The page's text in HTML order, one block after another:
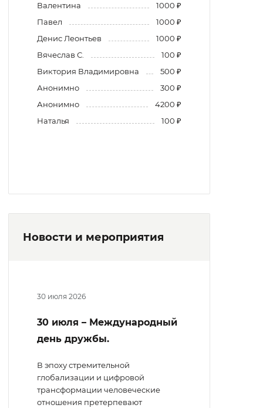
Валентина
1000 ₽
Павел
1000 ₽
Денис Леонтьев
1000 ₽
Вячеслав С.
100 ₽
Виктория Владимировна
500 ₽
Анонимно
300 ₽
Анонимно
4200 ₽
Наталья
100 ₽
Новости и мероприятия
30 июля 2026
30 июля – Международный
день дружбы.
В эпоху стремительной
глобализации и цифровой
трансформации человеческие
отношения претерпевают